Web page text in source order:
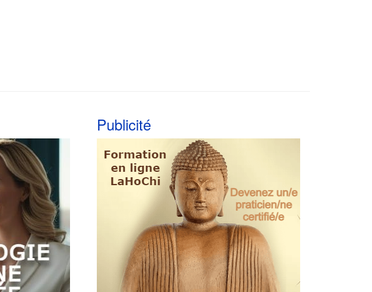
Publicité